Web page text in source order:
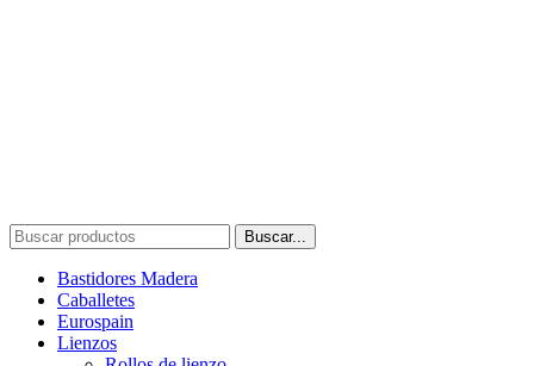
Buscar...
Bastidores Madera
Caballetes
Eurospain
Lienzos